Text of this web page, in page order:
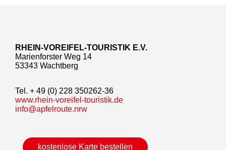
RHEIN-VOREIFEL-TOURISTIK E.V.
Marienforster Weg 14
53343 Wachtberg
Tel. + 49 (0) 228 350262-36
www.rhein-voreifel-touristik.de
info@apfelroute.nrw
kostenlose Karte bestellen